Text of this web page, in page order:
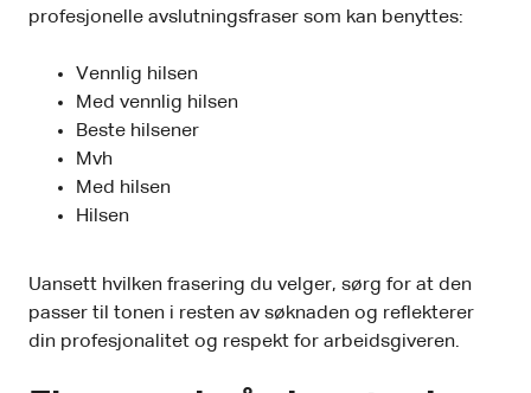
profesjonelle avslutningsfraser som kan benyttes:
Vennlig hilsen
Med vennlig hilsen
Beste hilsener
Mvh
Med hilsen
Hilsen
Uansett hvilken frasering du velger, sørg for at den
passer til tonen i resten av søknaden og reflekterer
din profesjonalitet og respekt for arbeidsgiveren.